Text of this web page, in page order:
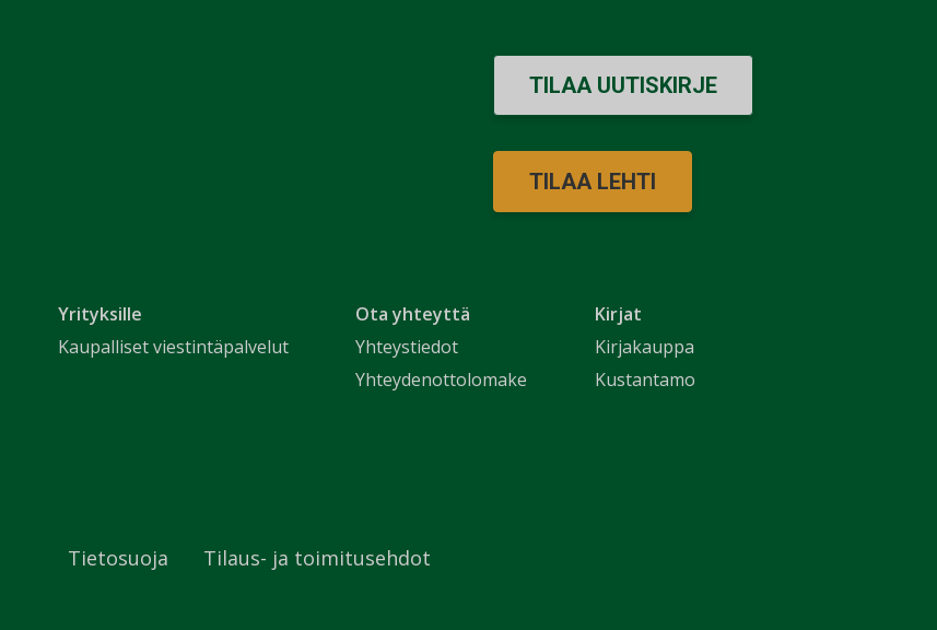
Yrityksille
Kaupalliset viestintäpalvelut
Ota yhteyttä
Yhteystiedot
Yhteydenottolomake
Kirjat
Kirjakauppa
Kustantamo
TILAA UUTISKIRJE
TILAA LEHTI
Tietosuoja Tilaus- ja toimitusehdot